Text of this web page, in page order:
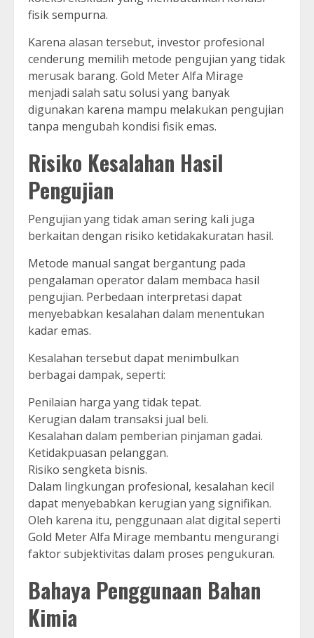
fisik sempurna.
Karena alasan tersebut, investor profesional
cenderung memilih metode pengujian yang tidak
merusak barang. Gold Meter Alfa Mirage
menjadi salah satu solusi yang banyak
digunakan karena mampu melakukan pengujian
tanpa mengubah kondisi fisik emas.
Risiko Kesalahan Hasil
Pengujian
Pengujian yang tidak aman sering kali juga
berkaitan dengan risiko ketidakakuratan hasil.
Metode manual sangat bergantung pada
pengalaman operator dalam membaca hasil
pengujian. Perbedaan interpretasi dapat
menyebabkan kesalahan dalam menentukan
kadar emas.
Kesalahan tersebut dapat menimbulkan
berbagai dampak, seperti:
Penilaian harga yang tidak tepat.
Kerugian dalam transaksi jual beli.
Kesalahan dalam pemberian pinjaman gadai.
Ketidakpuasan pelanggan.
Risiko sengketa bisnis.
Dalam lingkungan profesional, kesalahan kecil
dapat menyebabkan kerugian yang signifikan.
Oleh karena itu, penggunaan alat digital seperti
Gold Meter Alfa Mirage membantu mengurangi
faktor subjektivitas dalam proses pengukuran.
Bahaya Penggunaan Bahan
Kimia